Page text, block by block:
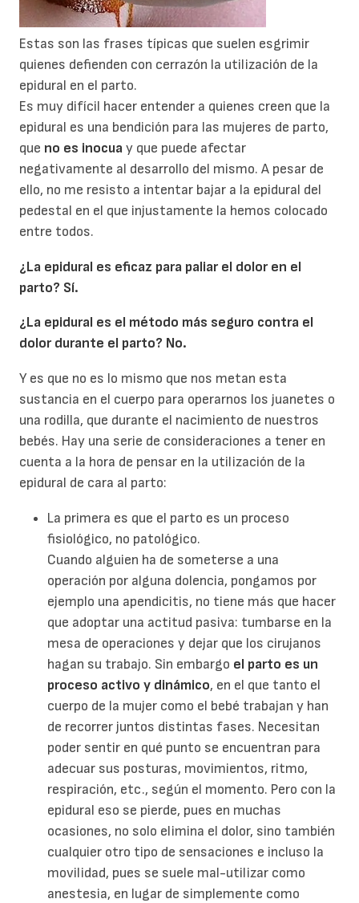
Estas son las frases típicas que suelen esgrimir
quienes defienden con cerrazón la utilización de la
epidural en el parto.
Es muy difícil hacer entender a quienes creen que la
epidural es una bendición para las mujeres de parto,
que no es inocua y que puede afectar
negativamente al desarrollo del mismo. A pesar de
ello, no me resisto a intentar bajar a la epidural del
pedestal en el que injustamente la hemos colocado
entre todos.
¿La epidural es eficaz para paliar el dolor en el
parto? Sí.
¿La epidural es el método más seguro contra el
dolor durante el parto? No.
Y es que no es lo mismo que nos metan esta
sustancia en el cuerpo para operarnos los juanetes o
una rodilla, que durante el nacimiento de nuestros
bebés. Hay una serie de consideraciones a tener en
cuenta a la hora de pensar en la utilización de la
epidural de cara al parto:
La primera es que el parto es un proceso
fisiológico, no patológico.
Cuando alguien ha de someterse a una
operación por alguna dolencia, pongamos por
ejemplo una apendicitis, no tiene más que hacer
que adoptar una actitud pasiva: tumbarse en la
mesa de operaciones y dejar que los cirujanos
hagan su trabajo. Sin embargo el parto es un
proceso activo y dinámico, en el que tanto el
cuerpo de la mujer como el bebé trabajan y han
de recorrer juntos distintas fases. Necesitan
poder sentir en qué punto se encuentran para
adecuar sus posturas, movimientos, ritmo,
respiración, etc., según el momento. Pero con la
epidural eso se pierde, pues en muchas
ocasiones, no solo elimina el dolor, sino también
cualquier otro tipo de sensaciones e incluso la
movilidad, pues se suele mal-utilizar como
anestesia, en lugar de simplemente como